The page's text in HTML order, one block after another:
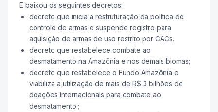
E baixou os seguintes decretos:
decreto que inicia a restruturação da política de
controle de armas e suspende registro para
aquisição de armas de uso restrito por CACs.
decreto que restabelece combate ao
desmatamento na Amazônia e nos demais biomas;
decreto que restabelece o Fundo Amazônia e
viabiliza a utilização de mais de R$ 3 bilhões de
doações internacionais para combate ao
desmatamento.;